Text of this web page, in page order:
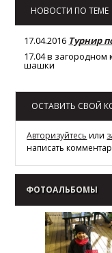
НОВОСТИ ПО ТЕМЕ
17.04.2016 Турнир
17.04 в
шашки
ОСТАВИТЬ СВОЙ
Авторизуйтесь или
написать
ФОТОАЛЬБОМЫ